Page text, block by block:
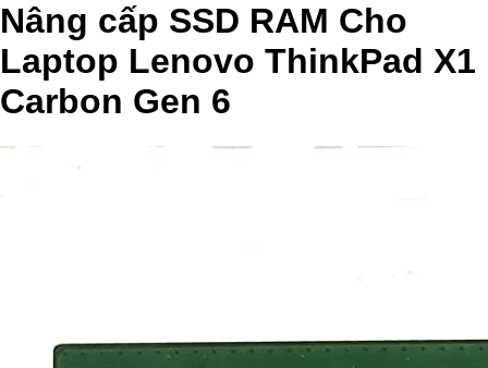
Nâng cấp SSD RAM Cho
Laptop Lenovo ThinkPad X1
Carbon Gen 6